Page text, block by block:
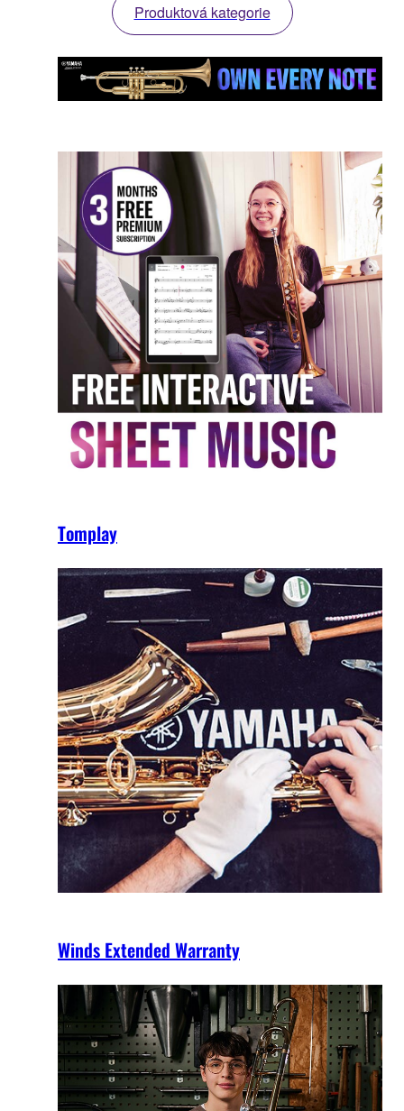
Produktová kategorie
Tomplay
Winds Extended Warranty